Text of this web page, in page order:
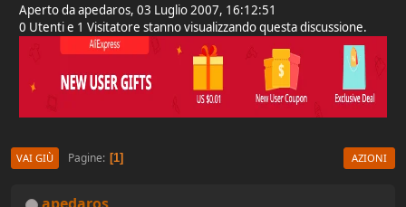
Aperto da apedaros, 03 Luglio 2007, 16:12:51
0 Utenti e 1 Visitatore stanno visualizzando questa discussione.
VAI GIÙ Pagine 1 AZIONI